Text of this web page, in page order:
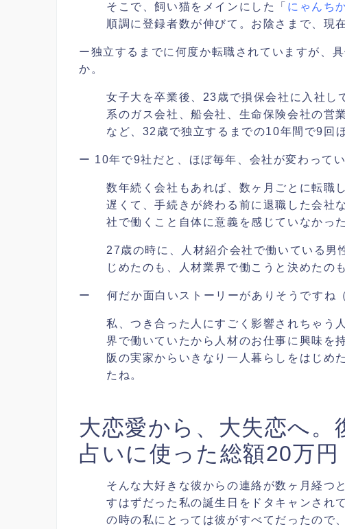
そこで、飼い猫をメインにした「 にゃんち
順調に登録者数が伸びて。お陰さまで、現
ー独立するまでに何度か転職されていますが、
か。
女子大を卒業後、23歳で損保会社に入社し
系のガス会社、船会社、生命保険会社の営
など、32歳で独立するまでの10年間で9回
ー 10年で9社だと、ほぼ毎年、会社が変わって
数年続く会社もあれば、数ヶ月ごとに転職
遅くて、手続きが終わる前に退職した会社
社で働くこと自体に意義を感じていなかっ
27歳の時に、人材紹介会社で働いている男
じめたのも、人材業界で働こうと決めたの
ー 何だか面白いストーリーがありそうですね
私、つき合った人にすごく影響されちゃう
界で働いていたから人材のお仕事に興味を
阪の実家からいきなり一人暮らしをはじめ
たね。
大恋愛から、大失恋へ
占いに使った総額20万円
そんな大好きな彼からの連絡が数ヶ月経
すはずだった私の誕生日をドタキャンされ
の時の私にとっては彼がすべてだったので